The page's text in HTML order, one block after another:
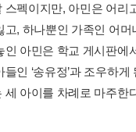
스펙이지만, 아민은 어리
고, 하나뿐인 가족인 어
인 아민은 학교 게시판에
들인 ‘송유정’과 조우하
세 아이를 차례로 마주한